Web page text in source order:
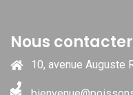
Nous contacter
10, avenue Auguste